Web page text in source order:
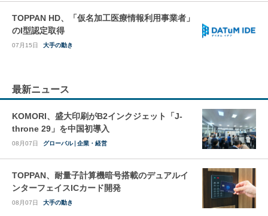
TOPPAN HD、「仮名加工医療情報利用事業者」
のI型認定取得
07月15日 大手の動き
最新ニュース
KOMORI、盛大印刷がB2インクジェット「J-
throne 29」を中国初導入
08月07日 グローバル 企業・経営
TOPPAN、耐量子計算機暗号搭載のデュアルイ
ンターフェイスICカード開発
08月07日 大手の動き